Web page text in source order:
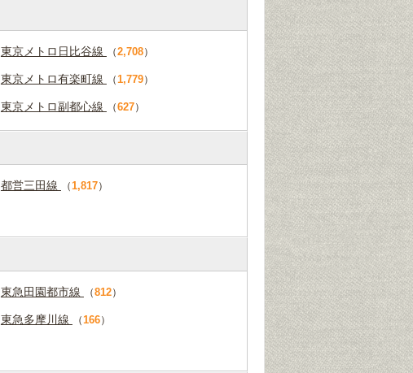
東京メトロ日比谷線 （2,708）
東京メトロ有楽町線 （ 1,779）
東京メトロ副都心線 （627）
都営三田線 （ 1,817）
東急田園都市線 （812）
東急多摩川線 （ 166）